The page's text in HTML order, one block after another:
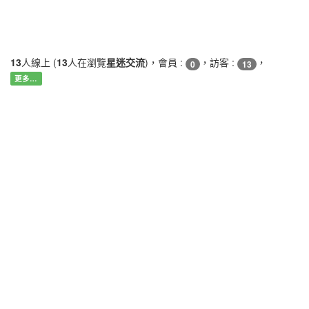
13人線上 (13人在瀏覽星迷交流)，會員 : 0 ，訪客 : 13 ，
更多…